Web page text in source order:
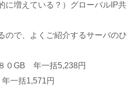
に増えている？）グローバルIP共
ので、よくご紹介するサーバのひ
０GB 年一括5,238円
一括1,571円